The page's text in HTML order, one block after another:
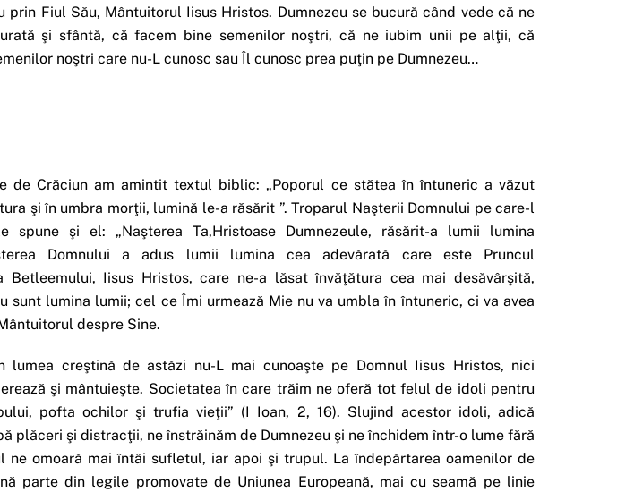
prin Fiul Său, Mântuitorul Iisus Hristos. Dumnezeu se bucură când vede că ne
şi sfântă, că facem bine semenilor noştri, că ne iubim unii pe alţii, că
noştri care nu-L cunosc sau Îl cunosc prea puţin pe Dumnezeu…
de Crăciun am amintit textul biblic: „Poporul ce stătea în întuneric a văzut
şi în umbra morţii, lumină le-a răsărit ”. Troparul Naşterii Domnului pe care-l
spune şi el: „Naşterea Ta,Hristoase Dumnezeule, răsărit-a lumii lumina
Domnului a adus lumii lumina cea adevărată care este Pruncul
Betleemului, Iisus Hristos, care ne-a lăsat învăţătura cea mai desăvârşită,
sunt lumina lumii; cel ce Îmi urmează Mie nu va umbla în întuneric, ci va avea
despre Sine.
lumea creştină de astăzi nu-L mai cunoaşte pe Domnul Iisus Hristos, nici
şi mântuieşte. Societatea în care trăim ne oferă tot felul de idoli pentru
pofta ochilor şi trufia vieţii” (I Ioan, 2, 16). Slujind acestor idoli, adică
plăceri şi distracţii, ne înstrăinăm de Dumnezeu şi ne închidem într-o lume fără
ne omoară mai întâi sufletul, iar apoi şi trupul. La îndepărtarea oamenilor de
parte din legile promovate de Uniunea Europeană, mai cu seamă pe linie